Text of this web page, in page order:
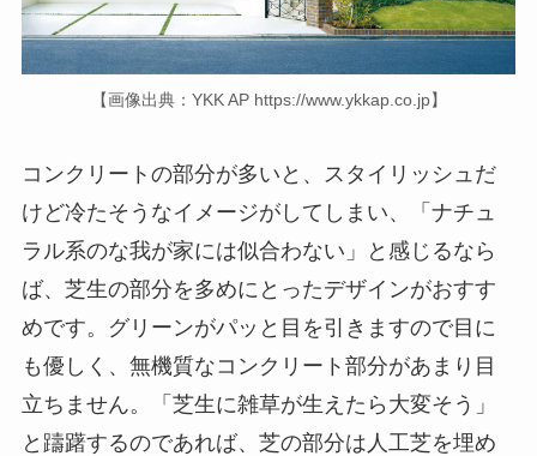
【画像出典：YKK AP https://www.ykkap.co.jp】
コンクリートの部分が多いと、スタイリッシュだ
けど冷たそうなイメージがしてしまい、「ナチュ
ラル系のな我が家には似合わない」と感じるなら
ば、芝生の部分を多めにとったデザインがおすす
めです。グリーンがパッと目を引きますので目に
も優しく、無機質なコンクリート部分があまり目
立ちません。「芝生に雑草が生えたら大変そう」
と躊躇するのであれば、芝の部分は人工芝を埋め